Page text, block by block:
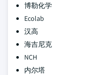
博勒化学
Ecolab
汉高
海吉尼克
NCH
内尔塔